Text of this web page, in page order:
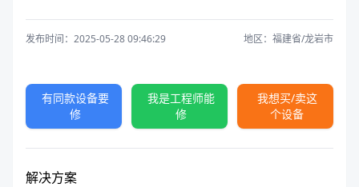
发布时间：2025-05-28 09:46:29 地区：福建省/龙岩市
有同款设备要
修
我是工程师能
修
我想买/卖这
个设备
解决方案